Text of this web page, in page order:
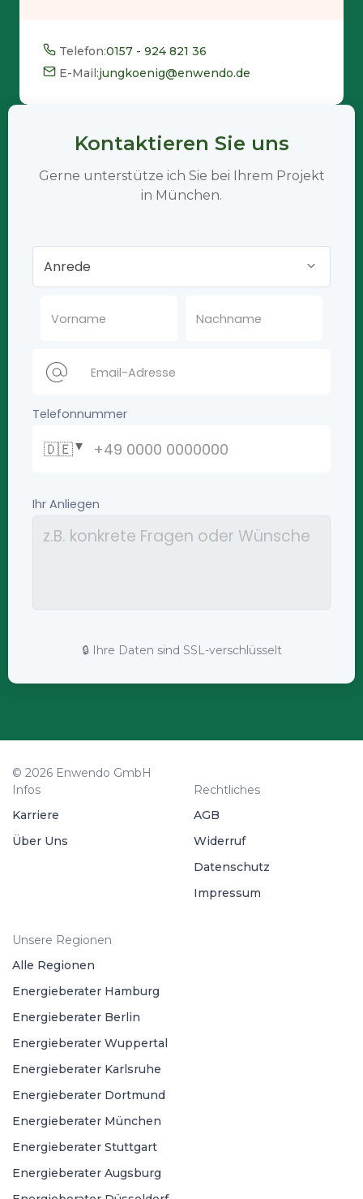
Telefon:0157 - 924 821 36
E-Mail:jungkoenig@enwendo.de
Kontaktieren Sie uns
Gerne unterstütze ich Sie bei Ihrem Projekt
in München.
🔒 Ihre Daten sind SSL-verschlüsselt
© 2026 Enwendo GmbH
Infos
Karriere
Über Uns
Rechtliches
AGB
Widerruf
Datenschutz
Impressum
Unsere Regionen
Alle Regionen
Energieberater Hamburg
Energieberater Berlin
Energieberater Wuppertal
Energieberater Karlsruhe
Energieberater Dortmund
Energieberater München
Energieberater Stuttgart
Energieberater Augsburg